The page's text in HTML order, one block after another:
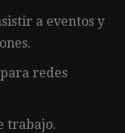
a eventos y
redes
trabajo.